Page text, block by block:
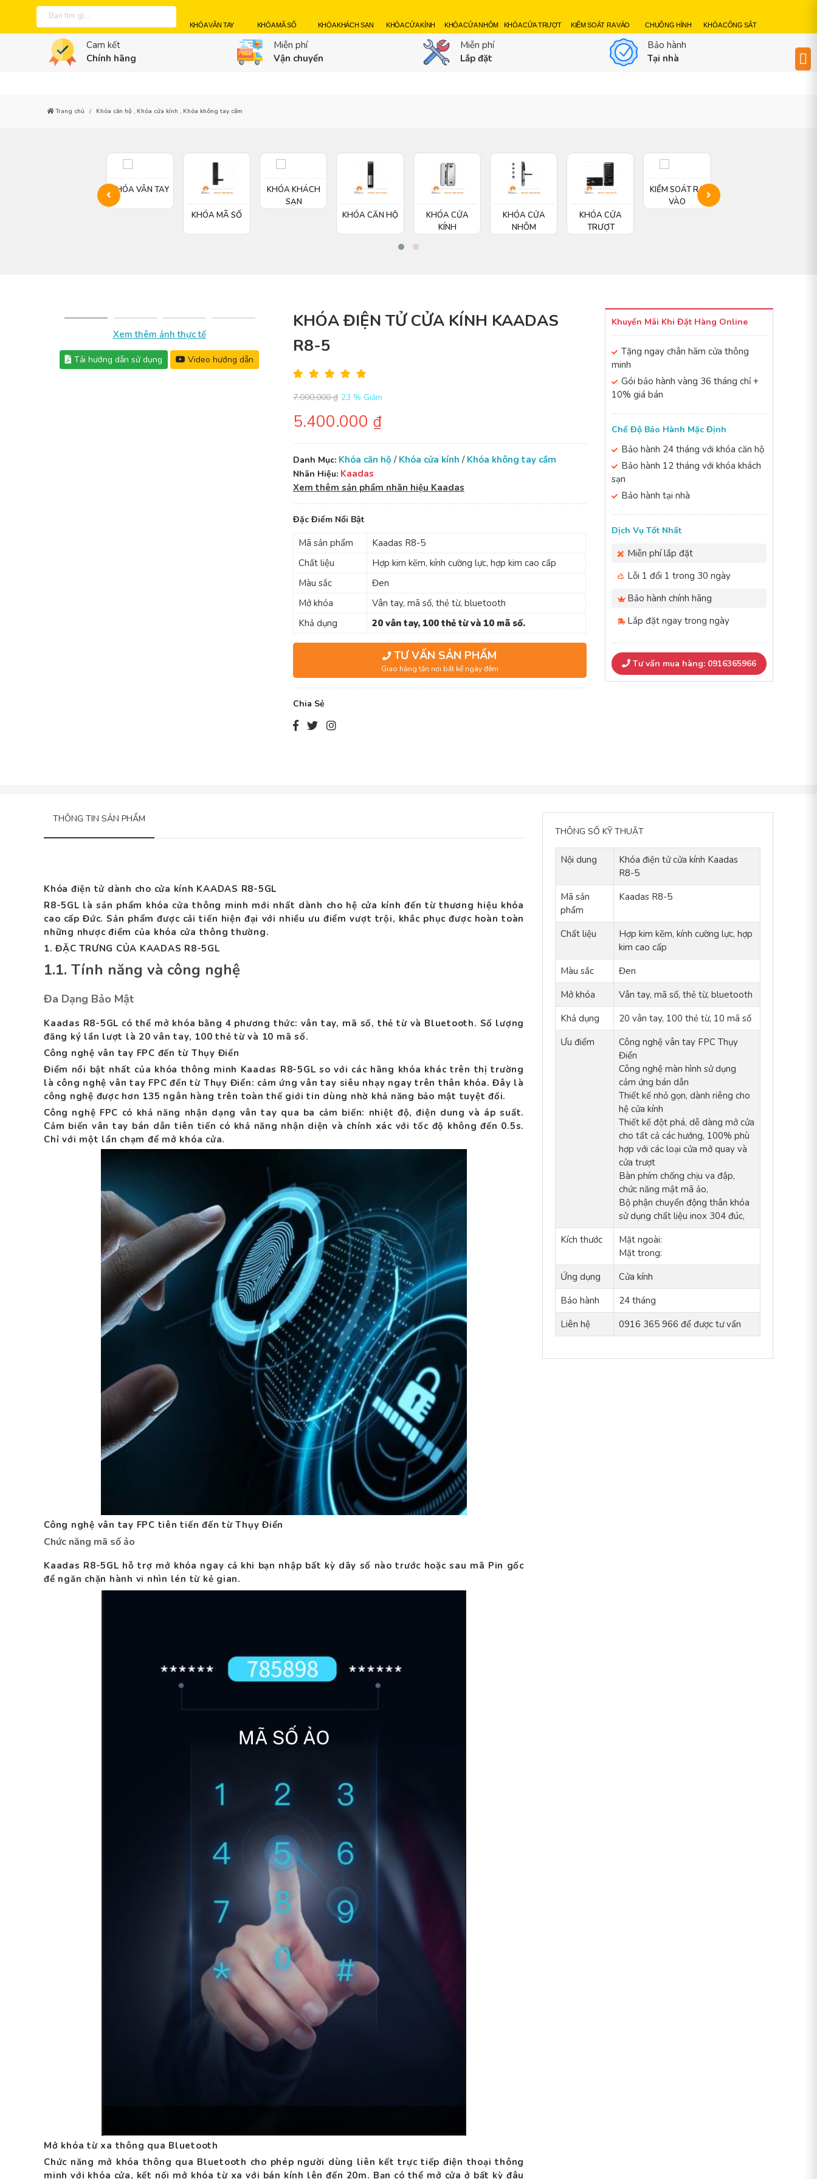
KHÓA VÂN TAY KHÓA MÃ SỐ KHÓA KHÁCH SẠN KHÓA CỬA KÍNH KHÓA CỬA NHÔM KHÓA CỬA TRƯỢT KIỂM SOÁT RA VÀO CHUÔNG HÌNH KHÓA CỔNG SẮT
Cam kết
Chính hãng
Miễn phí
Vận chuyển
Miễn phí
Lắp đặt
Bảo hành
Tại nhà
Trang chủ Khóa căn hộ , Khóa cửa kính , Khóa không tay cầm
KHÓA VÂN TAY
KHÓA MÃ SỐ
KHÓA KHÁCH
SẠN
KHÓA CĂN HỘ
KHÓA CỬA
KÍNH
KHÓA CỬA
NHÔM
KHÓA CỬA
TRƯỢT
KIỂM SOÁT RA
VÀO
Xem thêm ảnh thực tế
Tải hướng dẫn sử dụng Video hướng dẫn
KHÓA ĐIỆN TỬ CỬA KÍNH KAADAS
R8-5
7.000.000 ₫ 23 % Giảm
5.400.000 ₫
Danh Mục: Khóa căn hộ / Khóa cửa kính / Khóa không tay cầm
Nhãn Hiệu: Kaadas
Xem thêm sản phẩm nhãn hiệu Kaadas
Đặc Điểm Nổi Bật
Mã sản phẩm
Kaadas R8-5
Chất liệu
Hợp kim kẽm, kính cường lực, hợp kim cao cấp
Màu sắc
Đen
Mở khóa
Vân tay, mã số, thẻ từ, bluetooth
Khả dụng
20 vân tay, 100 thẻ từ và 10 mã số.
TƯ VẤN SẢN PHẨM
Giao hàng tận nơi bất kể ngày đêm
Chia Sẻ
Khuyến Mãi Khi Đặt Hàng Online
Tặng ngay chân hãm cửa thông
minh
Gói bảo hành vàng 36 tháng chỉ +
10% giá bán
Chế Độ Bảo Hành Mặc Định
Bảo hành 24 tháng với khóa căn hộ
Bảo hành 12 tháng với khóa khách
sạn
Bảo hành tại nhà
Dịch Vụ Tốt Nhất
Miễn phí lắp đặt
Lỗi 1 đổi 1 trong 30 ngày
Bảo hành chính hãng
Lắp đặt ngay trong ngày
Tư vấn mua hàng: 0916365966
THÔNG TIN SẢN PHẨM
Khóa điện tử dành cho cửa kính KAADAS R8-5GL
R8-5GL là sản phẩm khóa cửa thông minh mới nhất dành cho hệ cửa kính đến từ thương hiệu khóa
cao cấp Đức. Sản phẩm được cải tiến hiện đại với nhiều ưu điểm vượt trội, khắc phục được hoàn toàn
những nhược điểm của khóa cửa thông thường.
1. ĐẶC TRƯNG CỦA KAADAS R8-5GL
1.1. Tính năng và công nghệ
Đa Dạng Bảo Mật
Kaadas R8-5GL có thể mở khóa bằng 4 phương thức: vân tay, mã số, thẻ từ và Bluetooth. Số lượng
đăng ký lần lượt là 20 vân tay, 100 thẻ từ và 10 mã số.
Công nghệ vân tay FPC đến từ Thụy Điển
Điểm nổi bật nhất của khóa thông minh Kaadas R8-5GL so với các hãng khóa khác trên thị trường
là công nghệ vân tay FPC đến từ Thụy Điển: cảm ứng vân tay siêu nhạy ngay trên thân khóa. Đây là
công nghệ được hơn 135 ngân hàng trên toàn thế giới tin dùng nhờ khả năng bảo mật tuyệt đối.
Công nghệ FPC có khả năng nhận dạng vân tay qua ba cảm biến: nhiệt độ, điện dung và áp suất.
Cảm biến vân tay bán dẫn tiên tiến có khả năng nhận diện và chính xác với tốc độ không đến 0.5s.
Chỉ với một lần chạm để mở khóa cửa.
Công nghệ vân tay FPC tiên tiến đến từ Thụy Điển
Chức năng mã số ảo
Kaadas R8-5GL hỗ trợ mở khóa ngay cả khi bạn nhập bất kỳ dãy số nào trước hoặc sau mã Pin gốc
để ngăn chặn hành vi nhìn lén từ kẻ gian.
Mở khóa từ xa thông qua Bluetooth
Chức năng mở khóa thông qua Bluetooth cho phép người dùng liên kết trực tiếp điện thoại thông
minh với khóa cửa, kết nối mở khóa từ xa với bán kính lên đến 20m. Bạn có thể mở cửa ở bất kỳ đâu
THÔNG SỐ KỸ THUẬT
Nội dung
Khóa điện tử cửa kính Kaadas
R8-5
Mã sản
phẩm
Kaadas R8-5
Chất liệu
Hợp kim kẽm, kính cường lực, hợp
kim cao cấp
Màu sắc
Đen
Mở khóa
Vân tay, mã số, thẻ từ, bluetooth
Khả dụng
20 vân tay, 100 thẻ từ, 10 mã số
Ưu điểm
Công nghệ vân tay FPC Thụy
Điển
Công nghệ màn hình sử dụng
cảm ứng bán dẫn
Thiết kế nhỏ gọn, dành riêng cho
hệ cửa kính
Thiết kế đột phá, dễ dàng mở cửa
cho tất cả các hướng, 100% phù
hợp với các loại cửa mở quay và
cửa trượt
Bàn phím chống chịu va đập,
chức năng mật mã ảo,
Bộ phận chuyển động thân khóa
sử dụng chất liệu inox 304 đúc,
Kích thước
Mặt ngoài:
Mặt trong:
Ứng dụng
Cửa kính
Bảo hành
24 tháng
Liên hệ
0916 365 966 để được tư vấn